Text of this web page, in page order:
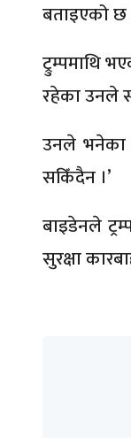
बताइएको छ
ट्रुम्पमाथि
रहेका उनले
उनले भनेका
सकिँदैन ।’
बाइडेनले
सुरक्षा